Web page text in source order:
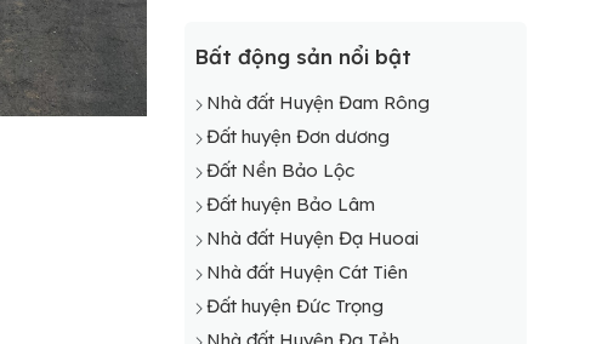
Bất động sản nổi bật
Nhà đất Huyện Đam Rông
Đất huyện Đơn dương
Đất Nền Bảo Lộc
Đất huyện Bảo Lâm
Nhà đất Huyện Đạ Huoai
Nhà đất Huyện Cát Tiên
Đất huyện Đức Trọng